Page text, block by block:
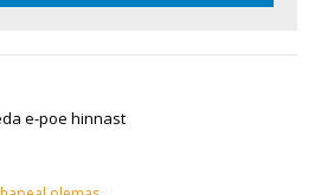
e-poe hinnast